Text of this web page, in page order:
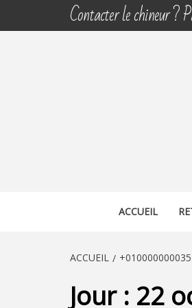
Contacter le chineur ?
ACCUEIL
ACCUEIL +010000000035
Jour : 22